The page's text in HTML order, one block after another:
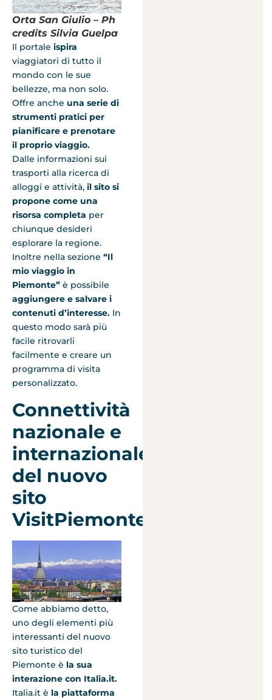
Orta San Giulio – Ph
credits Silvia Guelpa
Il portale ispira
viaggiatori di tutto il
mondo con le sue
bellezze, ma non solo.
Offre anche una serie di
strumenti pratici per
pianificare e prenotare
il proprio viaggio.
Dalle informazioni sui
trasporti alla ricerca di
alloggi e attività, il sito si
propone come una
risorsa completa per
chiunque desideri
esplorare la regione.
Inoltre nella sezione “Il
mio viaggio in
Piemonte” è possibile
aggiungere e salvare i
contenuti d’interesse. In
questo modo sarà più
facile ritrovarli
facilmente e creare un
programma di visita
personalizzato.
Connettività
nazionale e
internazionale
del nuovo
sito
VisitPiemonte
Come abbiamo detto,
uno degli elementi più
interessanti del nuovo
sito turistico del
Piemonte è la sua
interazione con Italia.it.
Italia.it è la piattaforma